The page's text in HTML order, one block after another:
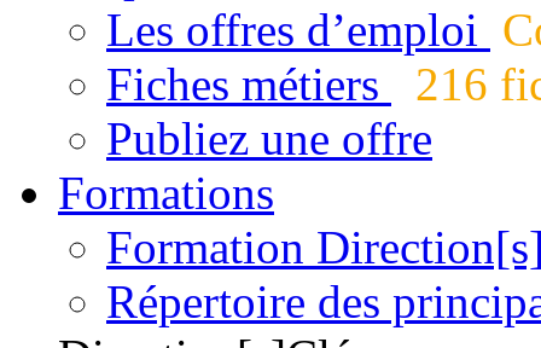
Les offres d’emploi
Fiches métiers
216
Publiez une offre
Formations
Formation
Répertoire des